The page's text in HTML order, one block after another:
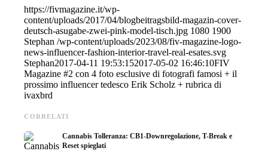
https://fivmagazine.it/wp-
content/uploads/2017/04/blogbeitragsbild-magazin-cover-
deutsch-asugabe-zwei-pink-model-tisch.jpg 1080 1900
Stephan /wp-content/uploads/2023/08/fiv-magazine-logo-
news-influencer-fashion-interior-travel-real-esates.svg
Stephan2017-04-11 19:53:152017-05-02 16:46:10FIV
Magazine #2 con 4 foto esclusive di fotografi famosi + il
prossimo influencer tedesco Erik Scholz + rubrica di
ivaxbrd
CORRELATI
Cannabis Tolleranza: CB1-Downregolazione, T-Break e
Reset spieglati